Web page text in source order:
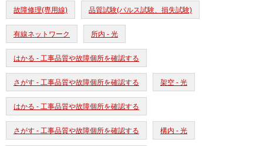
故障修理(専用線) 品質試験(パルス試験、損失試験)
有線ネットワーク 所内 - 光
はかる - 工事品質や故障個所を確認する
さがす - 工事品質や故障個所を確認する 架空 - 光
はかる - 工事品質や故障個所を確認する
さがす - 工事品質や故障個所を確認する 構内 - 光